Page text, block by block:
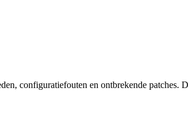
configuratiefouten en ontbrekende